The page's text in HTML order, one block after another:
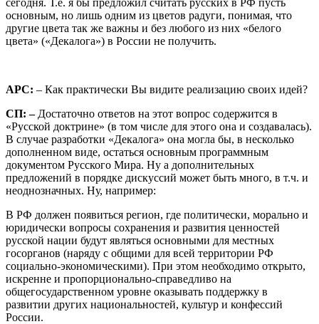
основным, но лишь одним из цветов радуги, понимая, что
другие цвета так же важны и без любого из них «белого
цвета» («Декалога») в России не получить.
АРС: – Как практически Вы видите реализацию своих идей?
СП: –Достаточно ответов на этот вопрос содержится в
«Русской доктрине» (в том числе для этого она и создавалась).
В случае разработки «Декалога» она могла бы, в несколько
дополненном виде, остаться основным программным
документом Русского Мира. Ну а дополнительных
предложений в порядке дискуссий может быть много, в т.ч. и
неоднозначных. Ну, например:
В РФ должен появиться регион, где политически, морально и
юридически вопросы сохранения и развития ценностей
русской нации будут являться основными для местных
госорганов (наряду с общими для всей территории РФ
социально-экономическими). При этом необходимо открыто,
искренне и пропорционально-справедливо на
общегосударственном уровне оказывать поддержку в
развитии других национальностей, культур и конфессий
России.